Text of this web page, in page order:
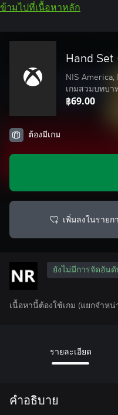
ข้ามไปที่เนื้อหาหลัก
Hand Set
NIS America,
เกมสวมบทบา
฿69.00
ต้องมีเกม
เพิ่มลงในรายก
ยังไม่มีการจัดอันดั
เนื้อหานี้ต้องใช้เกม (แยกจำหน่
รายละเอียด
คำอธิบาย